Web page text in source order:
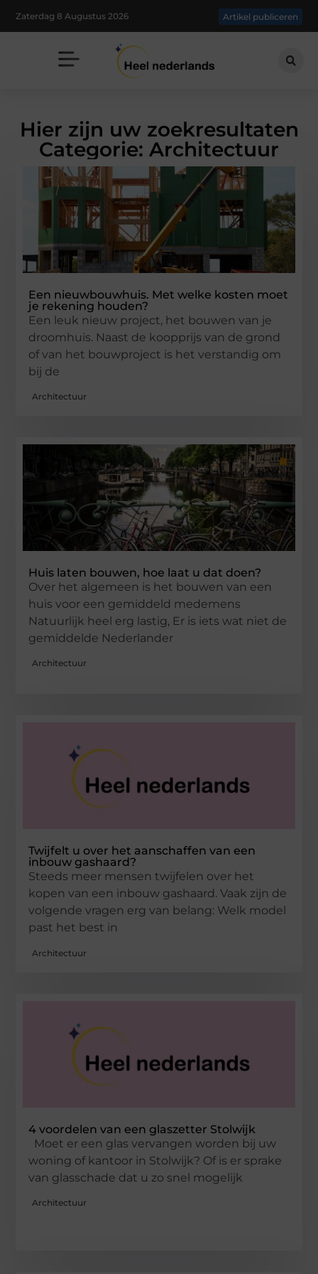
Zaterdag 8 Augustus 2026 Artikel publiceren
Hier zijn uw zoekresultaten
Categorie: Architectuur
Een nieuwbouwhuis. Met welke kosten moet
je rekening houden?
Een leuk nieuw project, het bouwen van je
droomhuis. Naast de koopprijs van de grond
of van het bouwproject is het verstandig om
bij de
Architectuur
Huis laten bouwen, hoe laat u dat doen?
Over het algemeen is het bouwen van een
huis voor een gemiddeld medemens
Natuurlijk heel erg lastig, Er is iets wat niet de
gemiddelde Nederlander
Architectuur
Twijfelt u over het aanschaffen van een
inbouw gashaard?
Steeds meer mensen twijfelen over het
kopen van een inbouw gashaard. Vaak zijn de
volgende vragen erg van belang: Welk model
past het best in
Architectuur
4 voordelen van een glaszetter Stolwijk
Moet er een glas vervangen worden bij uw
woning of kantoor in Stolwijk? Of is er sprake
van glasschade dat u zo snel mogelijk
Architectuur